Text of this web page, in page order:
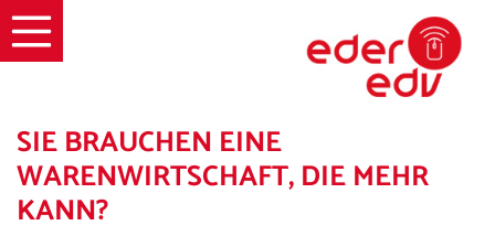
☰
SIE BRAUCHEN EINE
WARENWIRTSCHAFT, DIE MEHR
KANN?